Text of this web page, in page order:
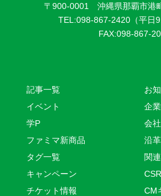
〒900-0001 沖縄県那覇市港
TEL:098-867-2420（平日
FAX:098-867-
記事一覧
イベント
学P
ファミマ新商品
タグ一覧
キャンペーン
チケット情報
お
企
会
沿革
関
CSR
CM